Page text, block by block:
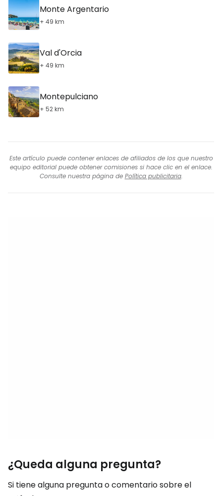
Monte Argentario
+ 49 km
Val d'Orcia
+ 49 km
Montepulciano
+ 52 km
Este artículo puede contener enlaces de afiliados de los que nuestro
equipo editorial puede obtener comisiones si hace clic en el enlace.
Consulte nuestra página de Política publicitaria.
¿Queda alguna pregunta?
Si tiene alguna pregunta o comentario sobre el